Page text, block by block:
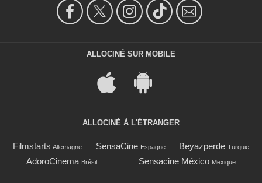
ALLOCINÉ SUR MOBILE
ALLOCINÉ À L'ÉTRANGER
Filmstarts Allemagne SensaCine Espagne Beyazperde Turquie
AdoroCinema Brésil Sensacine México Mexique